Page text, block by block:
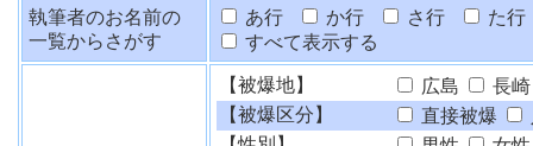
執筆者のお名前の
一覧からさがす
あ行 か行 さ行
た行
すべて表示する
【被爆地】 広島
長崎
【被爆区分】
直接被爆